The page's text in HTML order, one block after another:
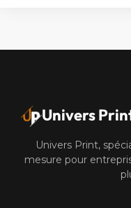
Univers
Univers Print,
mesure pour